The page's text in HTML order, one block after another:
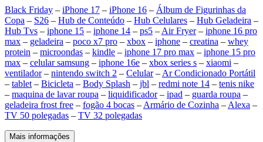
Black Friday – iPhone 17 – iPhone 16 – Álbum de Figurinhas da
Copa – S26 – Hub de Conteúdo – Hub Celulares – Hub Geladeira –
Hub Tvs – iphone 15 – iphone 14 – ps5 – Air Fryer– iphone 16 pro
max – geladeira – poco x7 pro – xbox – iphone – creatina – whey
protein – microondas – kindle – iphone 17 pro max – iphone 15 pro
max – celular samsung – iphone 16e – xbox series s – xiaomi –
ventilador– nintendo switch 2 – Celular– Ar Condicionado Portátil
– tablet – Bicicleta – Body Splash – jbl – redmi note 14 – tenis nike
– maquina de lavar roupa – liquidificador– ipad – guarda roupa –
geladeira frost free – fogão 4 bocas – Armário de Cozinha – Alexa –
TV 50 polegadas – TV 32 polegadas
Mais informações